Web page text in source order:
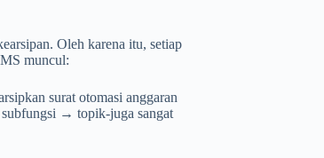
Oleh karena itu, setiap
muncul:
surat otomasi anggaran
→ topik-juga sangat